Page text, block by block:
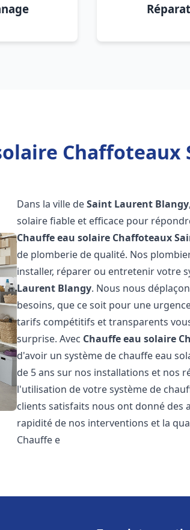
Chaffoteaux
Dans la ville deSaint Laurent Blangy
solaire fiable et efficace pour
Chauffe eau solaire Chaffoteaux
de plomberie de qualité. Nos
installer, réparer ou entretenir votre
Laurent Blangy. Nous nous
besoins, que ce soit pour une
tarifs compétitifs et transparents
surprise. Avec Chauffe eau solaire
d'avoir un système de chauffe eau
de 5 ans sur nos installations et nos
l'utilisation de votre système de
clients satisfaits nous ont donné des
rapidité de nos interventions et la
Chauffe e